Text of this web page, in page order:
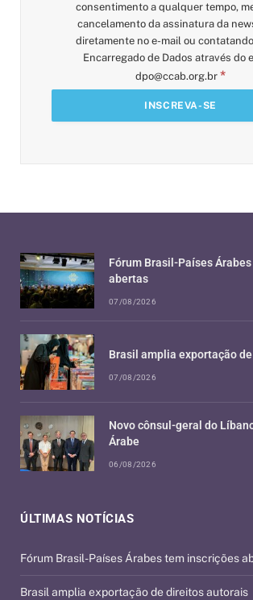
consentimento a qualquer tempo,
cancelamento da assinatura da
diretamente no e-mail ou
Encarregado de Dados através do
dpo@ccab.org.br *
ÚLTIMAS NOTÍCIAS
Fórum Brasil-Países Árabes tem inscrições
Brasil amplia exportação de direitos autorais
Fórum Brasil-Países
abertas
07/08/2026
Brasil amplia exportação
07/08/2026
Novo cônsul-geral do
Árabe
06/08/2026